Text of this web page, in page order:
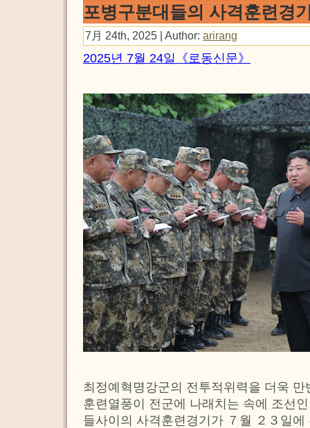
포병구분대들의 사격훈련경
7月 24th, 2025 | Author: arirang
2025년 7월 24일《로동신문》
최정예혁명강군의 전투적위력을 더욱
훈련열풍이 전군에 나래치는 속에 조선
들사이의 사격훈련경기가 ７월 ２３일에